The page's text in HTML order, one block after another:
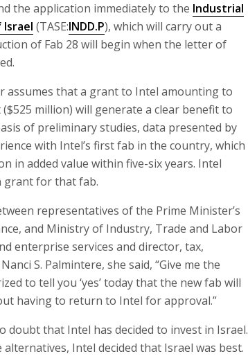
the application immediately to the Industrial
Israel (TASE:INDD.P), which will carry out a
of Fab 28 will begin when the letter of
assumes that a grant to Intel amounting to
million) will generate a clear benefit to
of preliminary studies, data presented by
with Intel’s first fab in the country, which
in added value within five-six years. Intel
grant for that fab.
representatives of the Prime Minister’s
and Ministry of Industry, Trade and Labor
enterprise services and director, tax,
S. Palmintere, she said, “Give me the
to tell you ‘yes’ today that the new fab will
having to return to Intel for approval.”
doubt that Intel has decided to invest in Israel.
Intel decided that Israel was best.